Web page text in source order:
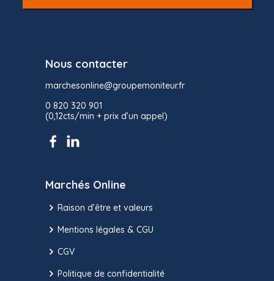
Nous contacter
marchesonline@groupemoniteur.fr
0 820 320 901
(0,12cts/min + prix d’un appel)
Marchés Online
Raison d’être et valeurs
Mentions légales & CGU
CGV
Politique de confidentialité